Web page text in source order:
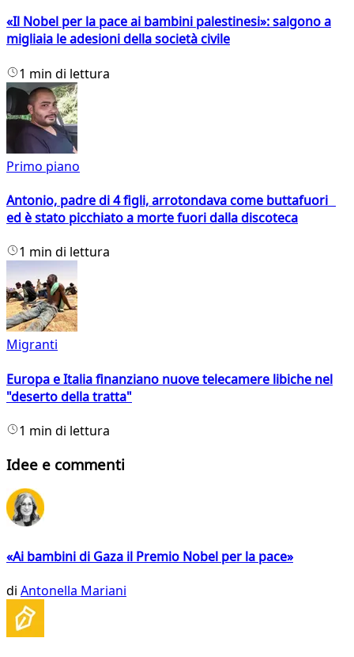
«Il Nobel per la pace ai bambini palestinesi»: salgono a
migliaia le adesioni della società civile
1 min di lettura
Primo piano
Antonio, padre di 4 figli, arrotondava come buttafuori
ed è stato picchiato a morte fuori dalla discoteca
1 min di lettura
Migranti
Europa e Italia finanziano nuove telecamere libiche nel
"deserto della tratta"
1 min di lettura
Idee e commenti
«Ai bambini di Gaza il Premio Nobel per la pace»
di Antonella Mariani